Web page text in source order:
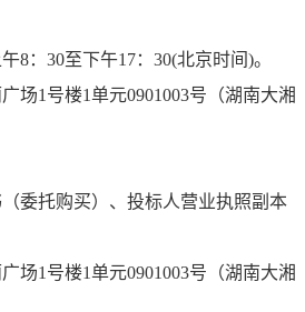
8：30至下午17：30(北京时间)。
场1号楼1单元0901003号（湖南大湘
委托购买）、投标人营业执照副本
场1号楼1单元0901003号（湖南大湘